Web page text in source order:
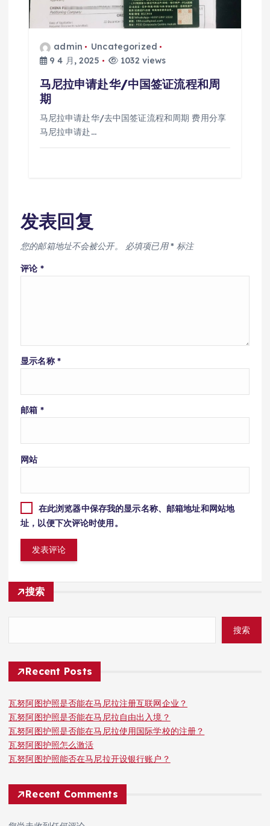
admin
Uncategorized
9 4 月, 2025
1032 views
马尼拉申请赴华/中国签证流程和周
期
马尼拉申请赴华/去中国签证流程和周期 费用分享
马尼拉申请赴…
发表回复
您的邮箱地址不会被公开。 必填项已用* 标注
评论 *
显示名称 *
邮箱 *
网站
在此浏览器中保存我的显示名称、邮箱地址和网站地
址，以便下次评论时使用。
搜索
搜索
Recent Posts
瓦努阿图护照是否能在马尼拉注册互联网企业？
瓦努阿图护照是否能在马尼拉自由出入境？
瓦努阿图护照是否能在马尼拉使用国际学校的注册？
瓦努阿图护照怎么激活
瓦努阿图护照能否在马尼拉开设银行账户？
Recent Comments